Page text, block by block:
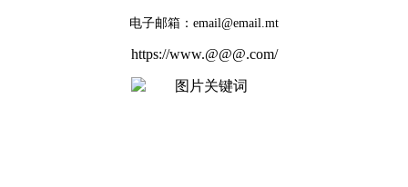
电子邮箱：email@email.mt
https://www.@@@.com/